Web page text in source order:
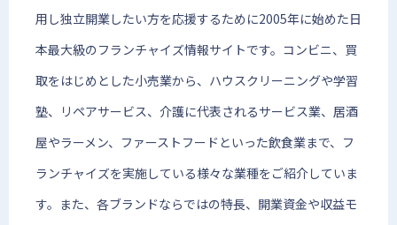
用し独立開業したい方を応援するために2005年に始めた日
本最大級のフランチャイズ情報サイトです。コンビニ、買
取をはじめとした小売業から、ハウスクリーニングや学習
塾、リペアサービス、介護に代表されるサービス業、居酒
屋やラーメン、ファーストフードといった飲食業まで、フ
ランチャイズを実施している様々な業種をご紹介していま
す。また、各ブランドならではの特長、開業資金や収益モ